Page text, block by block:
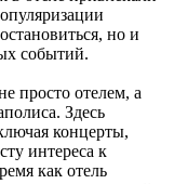
но и
событий.
просто отелем, а
Здесь
концерты,
интереса к
как отель